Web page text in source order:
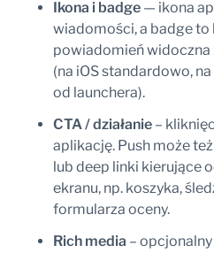
Ikona i badge — ikona
wiadomości, a badge
powiadomień widoczna
(na iOS standardowo,
od launchera).
CTA / działanie –
aplikację. Push może
lub deep linki kierujące
ekranu, np. koszyka,
formularza oceny.
Rich media –